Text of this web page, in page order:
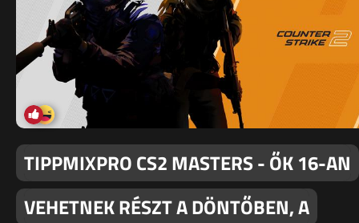
TIPPMIXPRO CS2 MASTERS - ŐK 16-AN
VEHETNEK RÉSZT A DÖNTŐBEN, A